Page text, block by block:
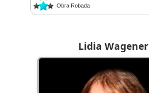
Lidia Wagener
Obra Robada